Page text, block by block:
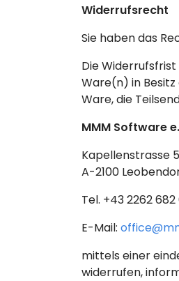
Widerrufsrecht
Sie haben das
Die
Ware(n) in
Ware, die
MMM Software
Kapellenstrasse
A-2100
Tel. +43 2262
E-Mail:
mittels einer
widerrufen,